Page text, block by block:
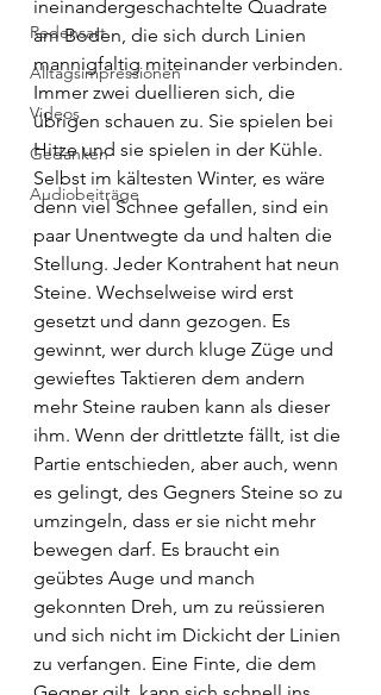
Redensart
Alltagsimpressionen
Videos
Gedanken
Audiobeiträge
ineinandergeschachtelte Quadrate
am Boden, die sich durch Linien
mannigfaltig miteinander verbinden.
Immer zwei duellieren sich, die
übrigen schauen zu. Sie spielen bei
Hitze und sie spielen in der Kühle.
Selbst im kältesten Winter, es wäre
denn viel Schnee gefallen, sind ein
paar Unentwegte da und halten die
Stellung. Jeder Kontrahent hat neun
Steine. Wechselweise wird erst
gesetzt und dann gezogen. Es
gewinnt, wer durch kluge Züge und
gewieftes Taktieren dem andern
mehr Steine rauben kann als dieser
ihm. Wenn der drittletzte fällt, ist die
Partie entschieden, aber auch, wenn
es gelingt, des Gegners Steine so zu
umzingeln, dass er sie nicht mehr
bewegen darf. Es braucht ein
geübtes Auge und manch
gekonnten Dreh, um zu reüssieren
und sich nicht im Dickicht der Linien
zu verfangen. Eine Finte, die dem